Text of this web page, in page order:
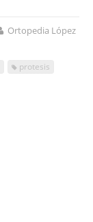
Ortopedia López
protesis